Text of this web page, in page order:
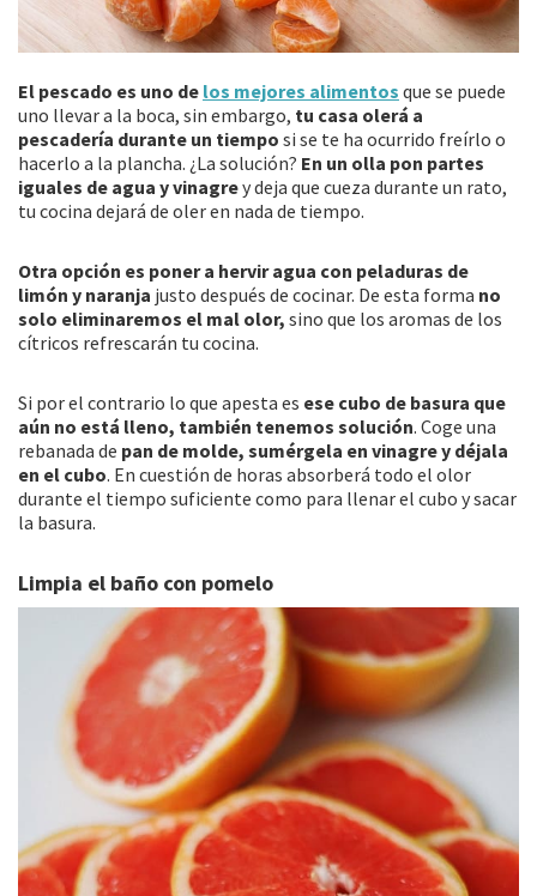
El pescado es uno de los mejores alimentos que se puede
uno llevar a la boca, sin embargo, tu casa olerá a
pescadería durante un tiempo si se te ha ocurrido freírlo o
hacerlo a la plancha. ¿La solución? En un olla pon partes
iguales de agua y vinagrey deja que cueza durante un rato,
tu cocina dejará de oler en nada de tiempo.
Otra opción es poner a hervir agua con peladuras de
limón y naranja justo después de cocinar. De esta forma no
solo eliminaremos el mal olor, sino que los aromas de los
cítricos refrescarán tu cocina.
Si por el contrario lo que apesta es ese cubo de basura que
aún no está lleno, también tenemos solución. Coge una
rebanada de pan de molde, sumérgela en vinagre y déjala
en el cubo. En cuestión de horas absorberá todo el olor
durante el tiempo suficiente como para llenar el cubo y sacar
la basura.
Limpia el baño con pomelo